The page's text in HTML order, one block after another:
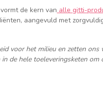
de kern van alle gitti-
aangevuld met
voor het milieu en zetten ons
de hele toeleveringsketen om